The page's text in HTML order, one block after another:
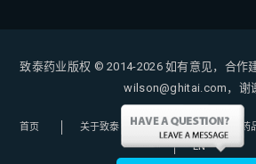
致泰药业版权 © 2014-2026如有意见，合作
wilson@ghitai.com，谢
首页 关于致泰 购药指南 药
EN